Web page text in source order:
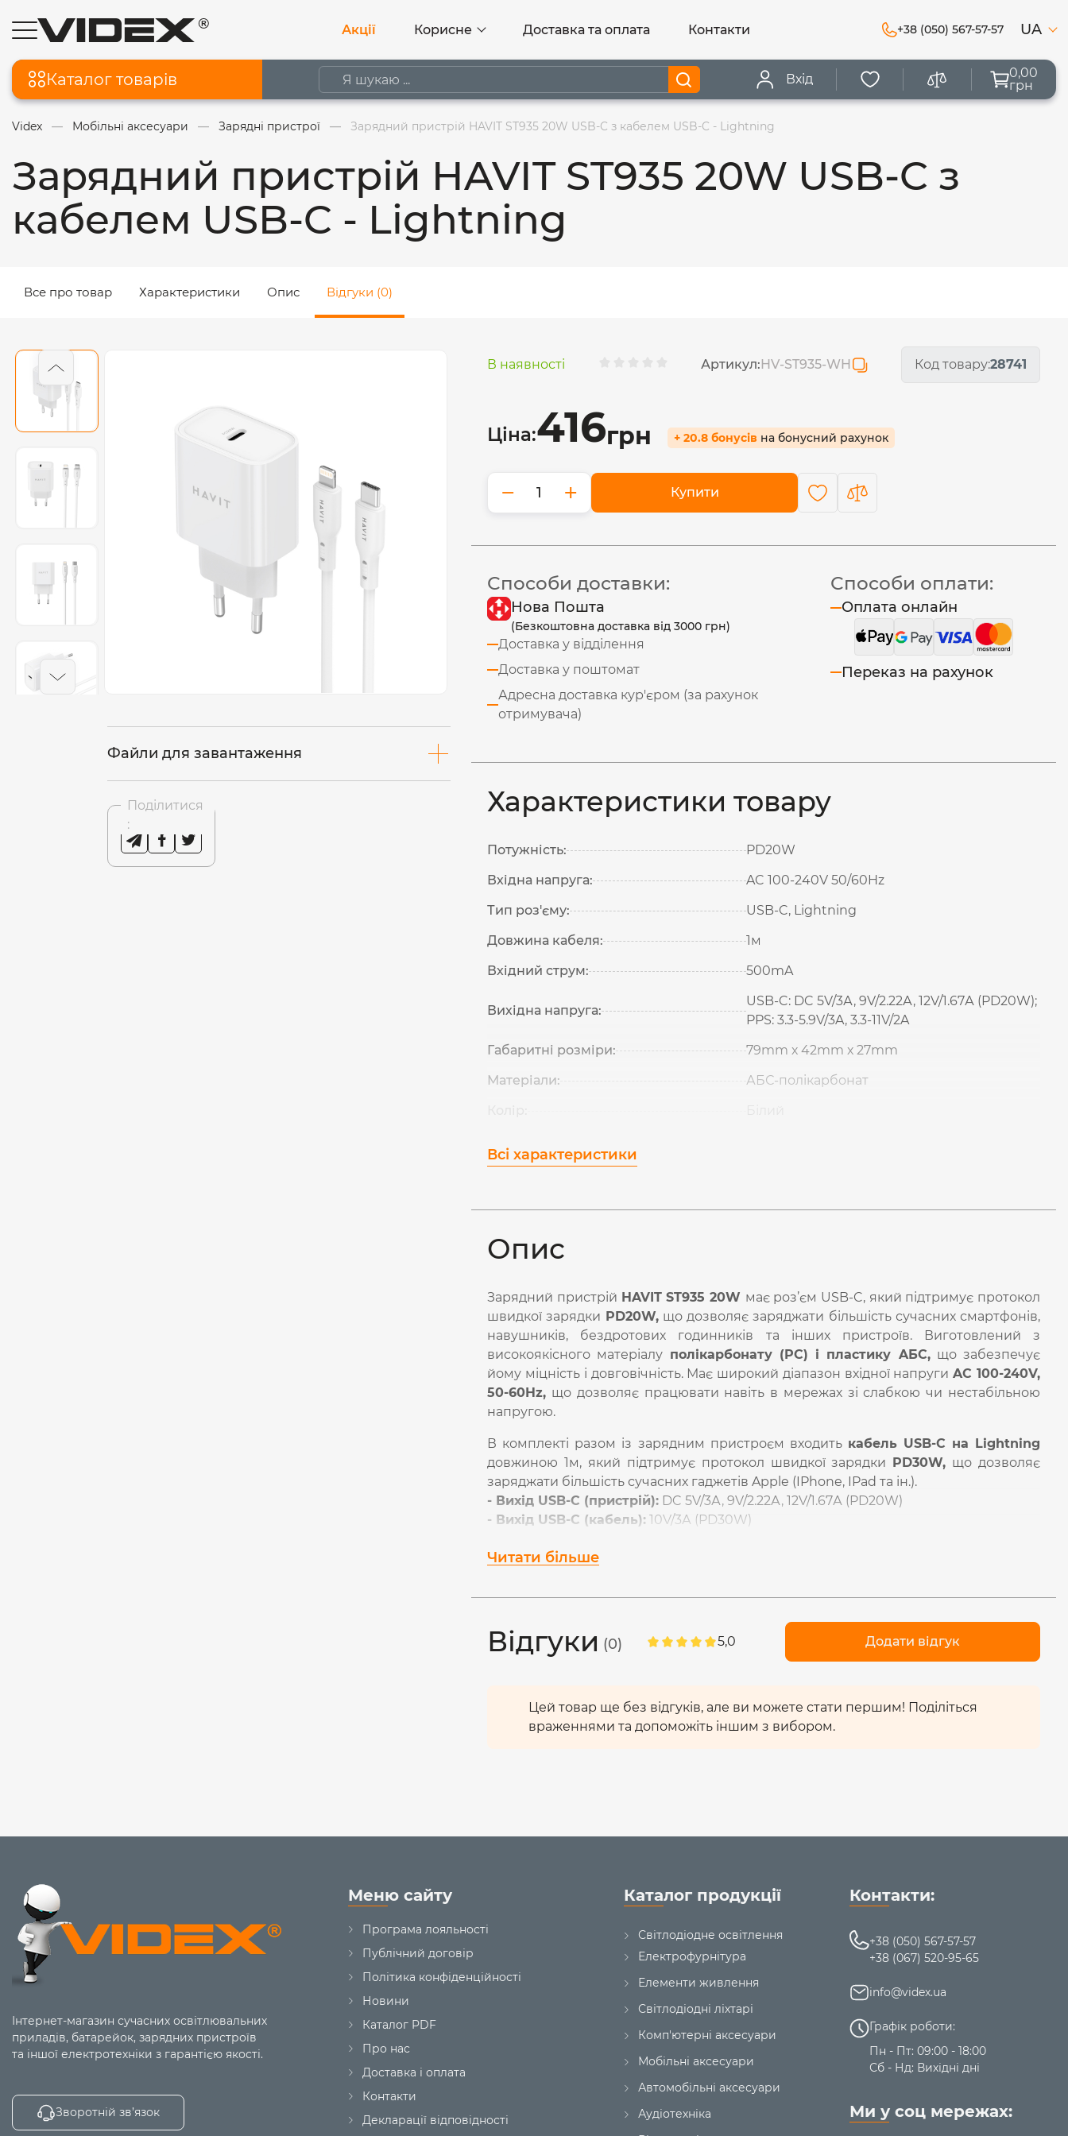
Акції Корисне Доставка та оплата Контакти +38 (050) 567-57-57 UA
Каталог товарів Вхід
0,00
грн
Videx Мобільні аксесуари Зарядні пристрої Зарядний пристрій HAVIT ST935 20W USB-C з кабелем USB-C - Lightning
Зарядний пристрій HAVIT ST935 20W USB-C з
кабелем USB-C - Lightning
Все про товар Характеристики Опис Відгуки (0)
Файли для завантаження
Поділитися
:
В наявності Артикул:HV-ST935-WH Код товару:28741
Ціна:416грн + 20.8 бонусів на бонусний рахунок
− + Купити
Способи доставки:
Нова Пошта
(Безкоштовна доставка від 3000 грн)
Доставка у відділення
Доставка у поштомат
Адресна доставка кур'єром (за рахунок
отримувача)
Способи оплати:
Оплата онлайн
Переказ на рахунок
Характеристики товару
Потужність:
PD20W
Вхідна напруга:
AC 100-240V 50/60Hz
Тип роз'єму:
USB-C, Lightning
Довжина кабеля:
1м
Вхідний струм:
500mA
Вихідна напруга:
USB-C: DC 5V/3А, 9V/2.22А, 12V/1.67А (PD20W);
PPS: 3.3-5.9V/3A, 3.3-11V/2A
Габаритні розміри:
79mm х 42mm х 27mm
Матеріали:
АБС-полікарбонат
Всі характеристики
Опис
Зарядний пристрій HAVIT ST935 20W має роз’єм USB-C, який підтримує протокол
швидкої зарядки PD20W,що дозволяє заряджати більшість сучасних смартфонів,
навушників, бездротових годинників та інших пристроїв. Виготовлений з
високоякісного матеріалу полікарбонату (PC) і пластику AБС,що забезпечує
йому міцність і довговічність. Має широкий діапазон вхідної напругиAC 100-240V,
50-60Hz, що дозволяє працювати навіть в мережах зі слабкою чи нестабільною
напругою.
В комплекті разом із зарядним пристроєм входить кабель USB-C на Lightning
довжиною 1м, який підтримує протокол швидкої зарядки PD30W, що дозволяє
заряджати більшість сучасних гаджетів Apple (IPhone, IPad та ін.).
- Вихід USB-C (пристрій): DC 5V/3А, 9V/2.22А, 12V/1.67А (PD20W)
- Вихід USB-C (кабель): 10V/3А (PD30W)
Також цей сучасний зарядний пристрій підтримує технологію
Power Supply (PPS): 3.3-5.9V/3A, 3.3V-11V/2A.
Програмоване джерело живлення (PPS)— це стандарт передової технології
заряджання пристроїв USB-C. Він може змінювати напругу та струм у реальному
часі, подаючи максимальну потужність на основі стану заряджання пристрою. Це
дозволяє обмінюватися даними кожні 10 секунд, роблячи динамічне коригування
Відмінності між PPS, PD і QC
пристрій легко носити з собою і не займе багато місця навіть в кишені.Гарантія -
Читати більше
Відгуки (0) 5,0 Додати відгук
Цей товар ще без відгуків, але ви можете стати першим! Поділіться
враженнями та допоможіть іншим з вибором.
Інтернет-магазин сучасних освітлювальних
приладів, батарейок, зарядних пристроїв
та іншої електротехніки з гарантією якості.
Зворотній зв’язок
Меню сайту
Програма лояльності
Публічний договір
Політика конфіденційності
Новини
Каталог PDF
Про нас
Доставка і оплата
Контакти
Декларації відповідності
Каталог продукції
Світлодіодне освітлення
Електрофурнітура
Елементи живлення
Світлодіодні ліхтарі
Комп'ютерні аксесуари
Мобільні аксесуари
Автомобільні аксесуари
Аудіотехніка
Контакти:
+38 (050) 567-57-57
+38 (067) 520-95-65
info@videx.ua
Графік роботи:
Пн - Пт: 09:00 - 18:00
Сб - Нд: Вихідні дні
Ми у соц мережах: